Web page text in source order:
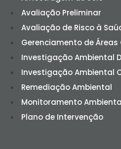
Avaliação Preliminar
Avaliação de Risco à
Gerenciamento de
Investigação Ambiental
Investigação Ambiental
Remediação Ambiental
Monitoramento
Plano de Intervenção